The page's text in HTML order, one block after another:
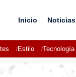
Inicio Noticias
Estilo Tecnología